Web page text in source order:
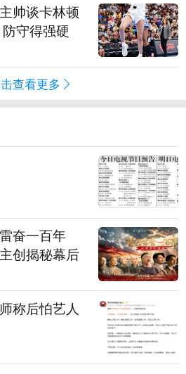
帅谈卡林顿
守得强硬
查看更多
奋一百年
创揭秘幕后
称后怕艺人